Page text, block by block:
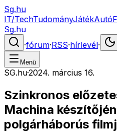
Sg.hu
IT/TechTudományJátékAutó
Sg.hu
·fórum·RSS·hírlevél·
Menü
SG.hu·2024. március 16.
Szinkronos
Machina
polgárháborús